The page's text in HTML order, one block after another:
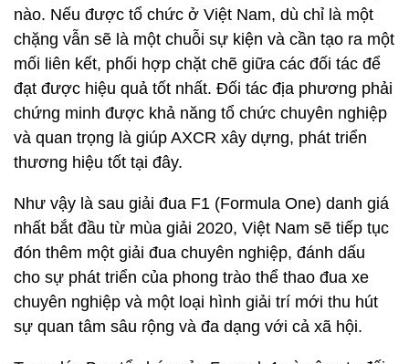
nào. Nếu được tổ chức ở Việt Nam, dù chỉ là một
chặng vẫn sẽ là một chuỗi sự kiện và cần tạo ra một
mối liên kết, phối hợp chặt chẽ giữa các đối tác để
đạt được hiệu quả tốt nhất. Đối tác địa phương phải
chứng minh được khả năng tổ chức chuyên nghiệp
và quan trọng là giúp AXCR xây dựng, phát triển
thương hiệu tốt tại đây.
Như vậy là sau giải đua F1 (Formula One) danh giá
nhất bắt đầu từ mùa giải 2020, Việt Nam sẽ tiếp tục
đón thêm một giải đua chuyên nghiệp, đánh dấu
cho sự phát triển của phong trào thể thao đua xe
chuyên nghiệp và một loại hình giải trí mới thu hút
sự quan tâm sâu rộng và đa dạng với cả xã hội.